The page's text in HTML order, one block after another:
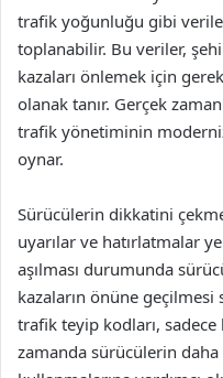
trafik yoğunluğu gibi
toplanabilir. Bu veriler,
kazaları önlemek için
olanak tanır. Gerçek
trafik yönetiminin
oynar.
Sürücülerin dikkatini
uyarılar ve hatırlatmalar
aşılması durumunda
kazaların önüne
trafik teyip kodları,
zamanda sürücülerin